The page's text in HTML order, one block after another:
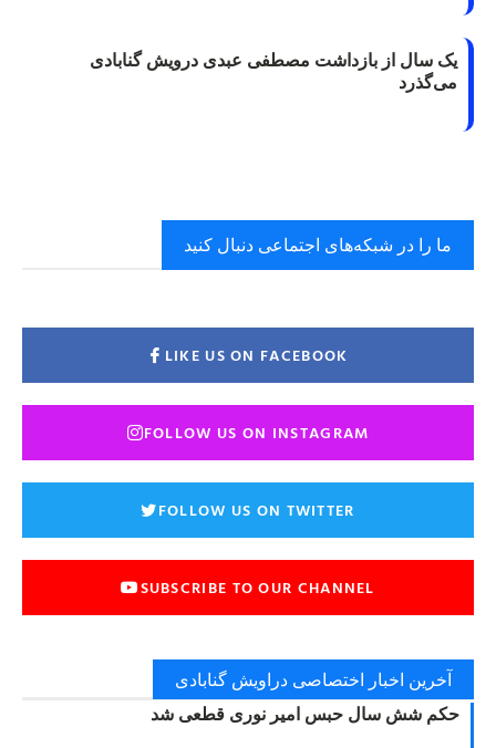
یک سال از بازداشت مصطفی عبدی درویش گنابادی
می‌گذرد
ما را در شبکه‌های اجتماعی دنبال کنید
LIKE US ON FACEBOOK
FOLLOW US ON INSTAGRAM
FOLLOW US ON TWITTER
SUBSCRIBE TO OUR CHANNEL
آخرین اخبار اختصاصی دراویش گنابادی
حکم شش سال حبس امیر نوری قطعی شد